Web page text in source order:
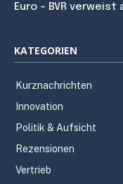
Euro – BVR
KATEGORIEN
Kurznachrichten
Innovation
Politik & Aufsicht
Rezensionen
Vertrieb